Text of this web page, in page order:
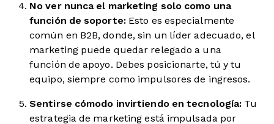
No ver nunca el marketing solo como una
función de soporte: Esto es especialmente
común en B2B, donde, sin un líder adecuado, el
marketing puede quedar relegado a una
función de apoyo. Debes posicionarte, tú y tu
equipo, siempre como impulsores de ingresos.
Sentirse cómodo invirtiendo en tecnología: Tu
estrategia de marketing está impulsada por